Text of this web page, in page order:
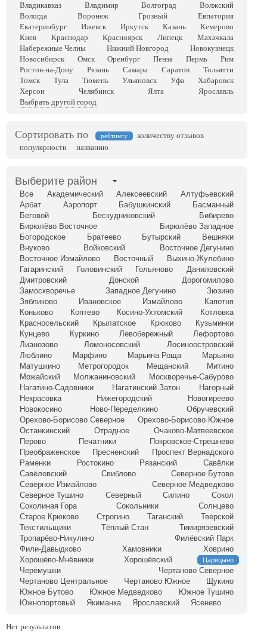
Владикавказ
Владимир Волгоград
Волжский
Вологда
Воронеж Грозный
Евпатория
Екатеринбург
Ижевск Иркутск Казань
Кемерово
Киев
Краснодар Красноярск Липецк
Махачкала
Набережные Челны
Нижний Новгород
Новокузнецк
Новосибирск
Омск Оренбург Пенза Пермь
Рим
Ростов-на-Дону
Рязань Самара Саратов
Тольятти
Томск
Тула Тюмень Ульяновск Уфа
Хабаровск
Херсон
Челябинск Ялта
Ярославль
Выбрать другой город
Сортировать по рейтингу
количеству отзывов
популярности
названию
Выберите район
Все Академический Алексеевский
Алтуфьевский
Арбат
Аэропорт Бабушкинский
Басманный
Беговой
Бескудниковский
Бибирево
Бирюлёво Восточное
Бирюлёво Западное
Богородское
Братеево Бутырский
Вешняки
Внуково
Войковский
Восточное Дегунино
Восточное Измайлово
Восточный
Выхино-Жулебино
Гагаринский
Головинский Гольяново
Даниловский
Дмитровский
Донской
Дорогомилово
Замоскворечье
Западное Дегунино
Зюзино
Зябликово
Ивановское Измайлово
Капотня
Коньково
Коптево Косино-Ухтомский
Котловка
Красносельский
Крылатское Крюково
Кузьминки
Кунцево
Куркино Левобережный
Лефортово
Лианозово
Ломоносовский
Лосиноостровский
Люблино
Марфино Марьина Роща
Марьино
Матушкино
Метрогородок Мещанский
Митино
Можайский
Молжаниновский
Москворечье-Сабурово
Нагатино-Садовники
Нагатинский Затон
Нагорный
Некрасовка
Нижегородский
Новогиреево
Новокосино
Ново-Переделкино
Обручевский
Орехово-Борисово Северное
Орехово-Борисово Южное
Останкинский
Отрадное
Очаково-Матвеевское
Перово
Печатники
Покровское-Стрешнево
Преображенское
Пресненский
Проспект Вернадского
Раменки
Ростокино Рязанский
Савёлки
Савёловский
Свиблово
Северное Бутово
Северное Измайлово
Северное Медведково
Северное Тушино
Северный Силино
Сокол
Соколиная Гора
Сокольники
Солнцево
Старое Крюково
Строгино Таганский
Тверской
Текстильщики
Тёплый Стан
Тимирязевский
Тропарёво-Никулино
Филёвский Парк
Фили-Давыдково
Хамовники
Ховрино
Хорошёво-Мнёвники
Хорошёвский Царицыно
Черёмушки
Чертаново Северное
Чертаново Центральное
Чертаново Южное
Щукино
Южное Бутово
Южное Медведково
Южное Тушино
Южнопортовый
Якиманка Ярославский Ясенево
Нет результатов.